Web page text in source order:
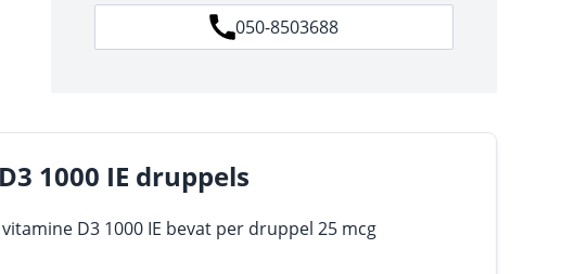
050-8503688
1000 IE druppels
D3 1000 IE bevat per druppel 25 mcg